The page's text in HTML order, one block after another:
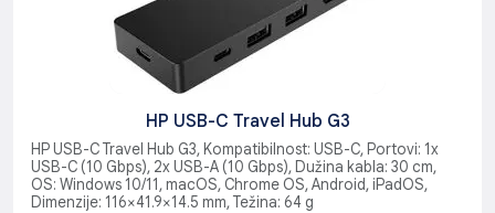
HP USB-C Travel Hub G3
HP USB-C Travel Hub G3, Kompatibilnost: USB-C, Portovi: 1x
USB-C (10 Gbps), 2x USB-A (10 Gbps), Dužina kabla: 30 cm,
OS: Windows 10/11, macOS, Chrome OS, Android, iPadOS,
Dimenzije: 116×41.9×14.5 mm, Težina: 64 g